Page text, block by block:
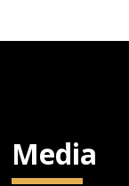
Media